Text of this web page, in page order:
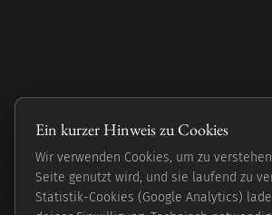
Eine kleine Reise
einmal um die
Ein kurzer Hinweis zu Cookies
Wir verwenden Cookies, um zu
Seite genutzt wird, und sie laufend zu
Statistik-Cookies (Google Analytics)